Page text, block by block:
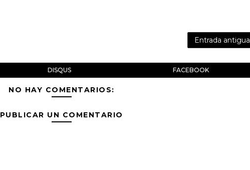
Entrada antigua
DISQUS FACEBOOK
NO HAY COMENTARIOS:
PUBLICAR UN COMENTARIO